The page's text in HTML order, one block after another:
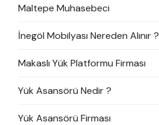
Maltepe Muhasebeci
İnegöl Mobilyası Nereden Alınır ?
Makaslı Yük Platformu Firması
Yük Asansörü Nedir ?
Yük Asansörü Firması